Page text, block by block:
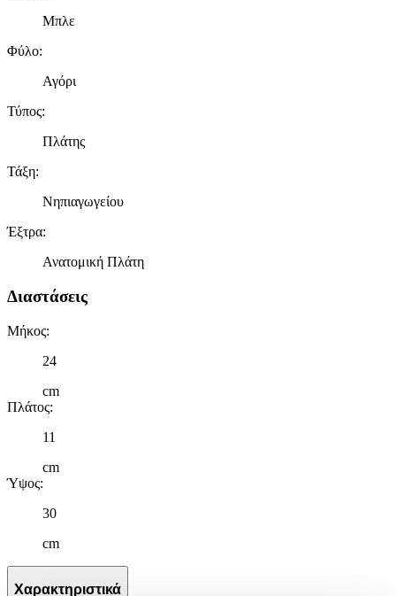
Μπλε
Φύλο:
Αγόρι
Τύπος:
Πλάτης
Τάξη:
Νηπιαγωγείου
Έξτρα:
Ανατομική Πλάτη
Διαστάσεις
Μήκος:
24
cm
Πλάτος:
11
cm
Ύψος:
30
cm
Χαρακτηριστικά